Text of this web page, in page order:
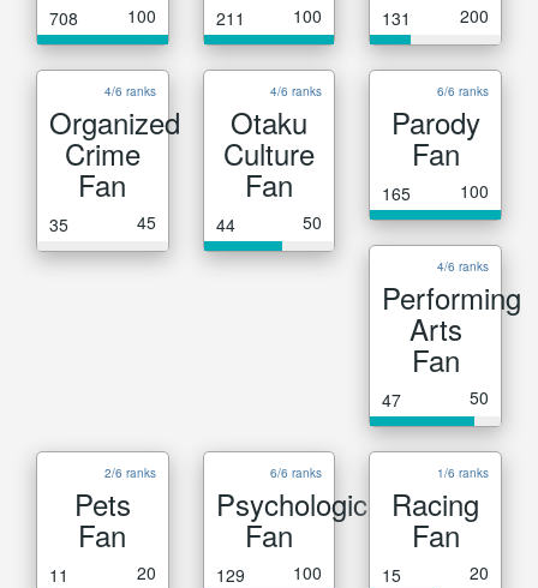
708 100 211 100 131 200
4/6 ranks
Organized
Crime
Fan
35 45
4/6 ranks
Otaku
Culture
Fan
44 50
6/6 ranks
Parody
Fan
165 100
4/6 ranks
Performing
Arts
Fan
47 50
2/6 ranks
Pets
Fan
11 20
6/6 ranks
Psychological
Fan
129 100
1/6 ranks
Racing
Fan
15 20